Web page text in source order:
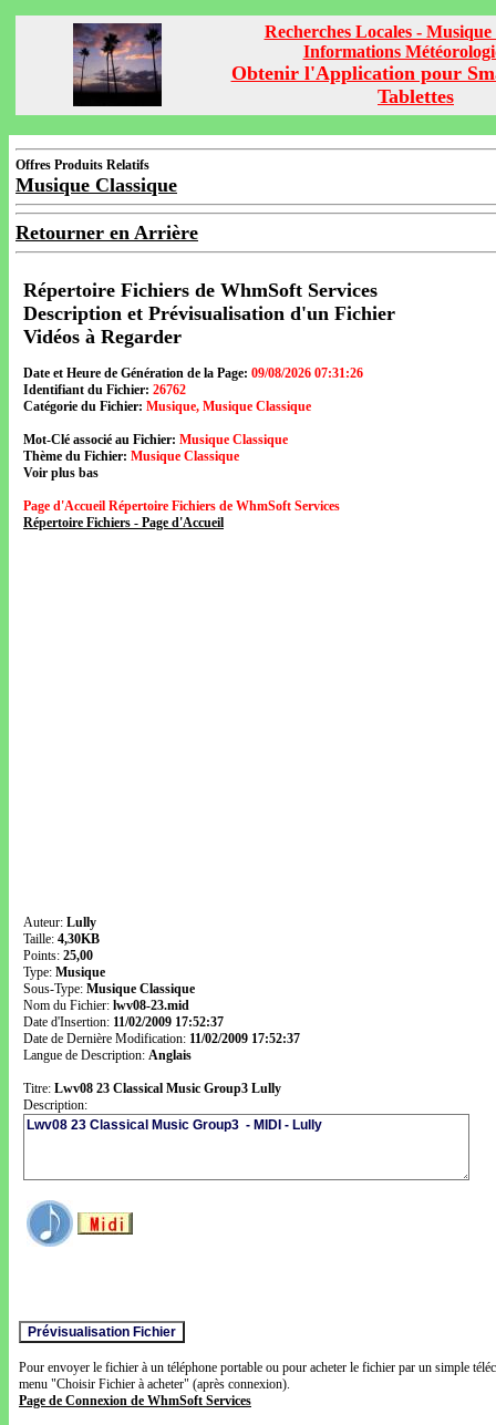
Recherches Locales - Musique
Informations
Obtenir l'Application pour
Tablettes
Offres Produits Relatifs
Musique Classique
Retourner en Arrière
Répertoire Fichiers de WhmSoft Services
Description et Prévisualisation d'un Fichier
Vidéos à Regarder
Date et Heure de Génération de la Page: 09/08/2026 07:31:26
Identifiant du Fichier: 26762
Catégorie du Fichier: Musique, Musique Classique
Mot-Clé associé au Fichier: Musique Classique
Thème du Fichier: Musique Classique
Voir plus bas
Page d'Accueil Répertoire Fichiers de WhmSoft Services
Répertoire Fichiers - Page d'Accueil
Auteur: Lully
Taille: 4,30KB
Points: 25,00
Type: Musique
Sous-Type: Musique Classique
Nom du Fichier: lwv08-23.mid
Date d'Insertion: 11/02/2009 17:52:37
Date de Dernière Modification: 11/02/2009 17:52:37
Langue de Description: Anglais
Titre: Lwv08 23 Classical Music Group3 Lully
Description:
Pour envoyer le fichier à un téléphone portable ou pour acheter le fichier par un simple
menu "Choisir Fichier à acheter" (après connexion).
Page de Connexion de WhmSoft Services